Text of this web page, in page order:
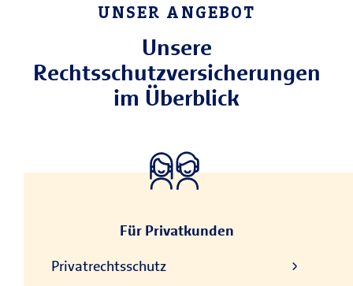
UNSER ANGEBOT
Unsere
Rechtsschutzversicherungen
im Überblick
Für Privatkunden
Privatrechtsschutz